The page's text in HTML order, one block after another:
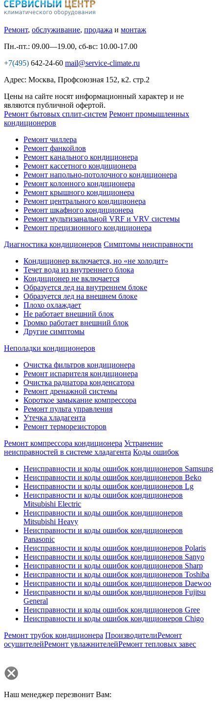
Ремонт, обслуживание, продажа и монтаж
Пн.-пт.: 09.00—19.00, сб-вс: 10.00-17.00
+7(495) 642-24-60 mail@service-climate.ru
Адрес: Москва, Профсоюзная 152, к2. стр.2
Цены на сайте носят информационный характер и не
являются публичной офертой.
Ремонт бытовых сплит-систем Ремонт промышленных
кондиционеров
Ремонт чиллера
Ремонт фанкойлов
Ремонт канального кондиционера
Ремонт кассетного кондиционера
Ремонт напольно-потолочного кондиционера
Ремонт колонного кондиционера
Ремонт крышного кондиционера
Ремонт центрального кондиционера
Ремонт шкафного кондиционера
Ремонт мультизанальной VRF и VRV системы
Ремонт прецизионного кондиционера
Диагностика кондиционеров Симптомы неисправности
Кондиционер включается, но «не холодит»
Течет вода из внутреннего блока
Кондиционер не включается
Образуется лед на внутреннем блоке
Образуется лед на внешнем блоке
Плохо охлаждает
Не работает внешний блок
Громко работает внешний блок
Другие симптомы
Неполадки кондиционеров
Очистка фильтров кондиционера
Ремонт испарителя кондиционера
Очистка радиатора конденсатора
Ремонт дренажной системы
Короткое замыкание компрессора
Ремонт пульта управления
Утечка хладагента
Ремонт терморезисторов
Ремонт компрессора кондиционера Устранение
неисправностей в системе хладагента Коды ошибок
Неисправности и коды ошибок кондиционеров Samsung
Неисправности и коды ошибок кондиционеров Beko
Неисправности и коды ошибок кондиционеров Lg
Неисправности и коды ошибок кондиционеров
Mitsubishi Electric
Неисправности и коды ошибок кондиционеров
Mitsubishi Heavy
Неисправности и коды ошибок кондиционеров
Panasonic
Неисправности и коды ошибок кондиционеров Polaris
Неисправности и коды ошибок кондиционеров Sanyo
Неисправности и коды ошибок кондиционеров Sharp
Неисправности и коды ошибок кондиционеров Toshiba
Неисправности и коды ошибок кондиционеров Daewoo
Неисправности и коды ошибок кондиционеров Fujitsu
General
Неисправности и коды ошибок кондиционеров Gree
Неисправности и коды ошибок кондиционеров Chigo
Ремонт трубок кондиционера ПроизводителиРемонт
осушителейРемонт увлажнителейРемонт тепловых завес
Наш менеджер перезвонит Вам: